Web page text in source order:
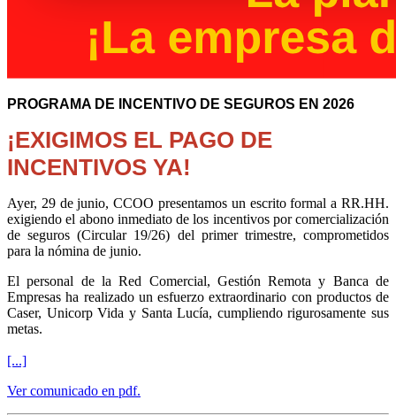
PROGRAMA DE INCENTIVO DE SEGUROS EN 2026
¡EXIGIMOS EL PAGO DE
INCENTIVOS YA!
Ayer, 29 de junio, CCOO presentamos un escrito formal a RR.HH.
exigiendo el abono inmediato de los incentivos por comercialización
de seguros (Circular 19/26) del primer trimestre, comprometidos
para la nómina de junio.
El personal de la Red Comercial, Gestión Remota y Banca de
Empresas ha realizado un esfuerzo extraordinario con productos de
Caser, Unicorp Vida y Santa Lucía, cumpliendo rigurosamente sus
metas.
[...]
Ver comunicado en pdf.